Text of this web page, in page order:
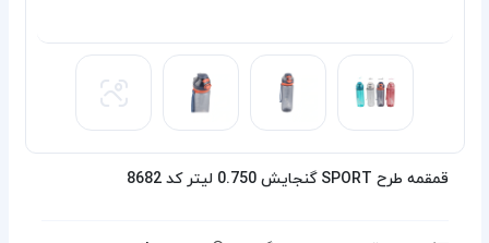
قمقمه طرح SPORT گنجایش 0.750 لیتر کد 8682